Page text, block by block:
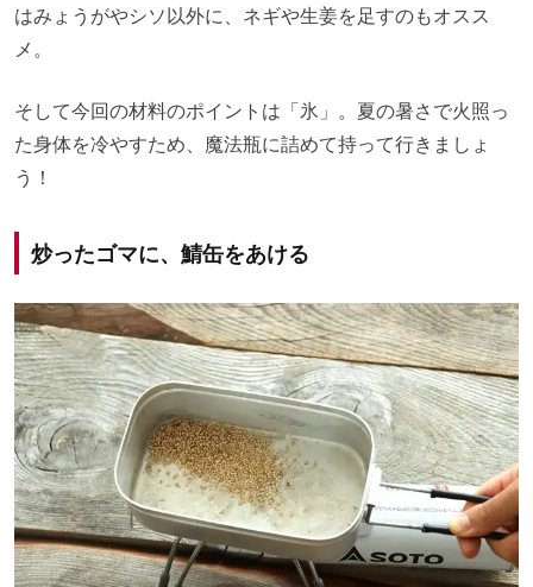
はみょうがやシソ以外に、ネギや生姜を足すのもオスス
メ。
そして今回の材料のポイントは「氷」。夏の暑さで火照っ
た身体を冷やすため、魔法瓶に詰めて持って行きましょ
う！
炒ったゴマに、鯖缶をあける